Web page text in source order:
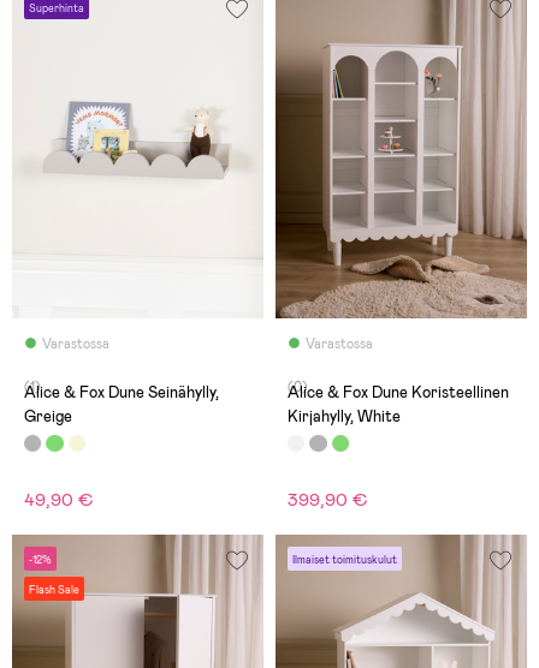
Superhinta
Varastossa
(1)
Alice & Fox Dune Seinähylly,
Greige
49,90 €
Varastossa
(0)
Alice & Fox Dune Koristeellinen
Kirjahylly, White
399,90 €
-12%
Flash Sale
Ilmaiset toimituskulut